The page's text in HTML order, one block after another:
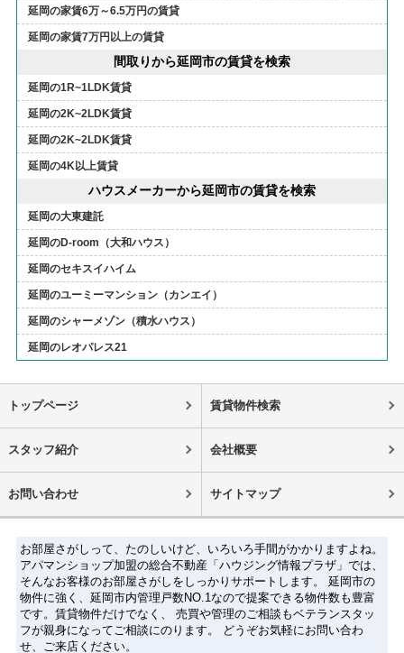
延岡の家賃6万～6.5万円の賃貸
延岡の家賃7万円以上の賃貸
間取りから延岡市の賃貸を検索
延岡の1R~1LDK賃貸
延岡の2K~2LDK賃貸
延岡の2K~2LDK賃貸
延岡の4K以上賃貸
ハウスメーカーから延岡市の賃貸を検索
延岡の大東建託
延岡のD-room（大和ハウス）
延岡のセキスイハイム
延岡のユーミーマンション（カンエイ）
延岡のシャーメゾン（積水ハウス）
延岡のレオパレス21
トップページ 賃貸物件検索
スタッフ紹介 会社概要
お問い合わせ サイトマップ
お部屋さがしって、たのしいけど、いろいろ手間がかかりますよね。
アパマンショップ加盟の総合不動産「ハウジング情報プラザ」では、
そんなお客様のお部屋さがしをしっかりサポートします。 延岡市の
物件に強く、延岡市内管理戸数NO.1なので提案できる物件数も豊富
です。賃貸物件だけでなく、 売買や管理のご相談もベテランスタッ
フが親身になってご相談にのります。 どうぞお気軽にお問い合わ
せ、ご来店ください。